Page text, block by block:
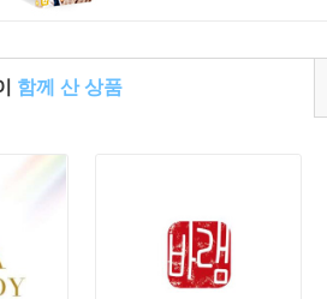
함께 산 상품